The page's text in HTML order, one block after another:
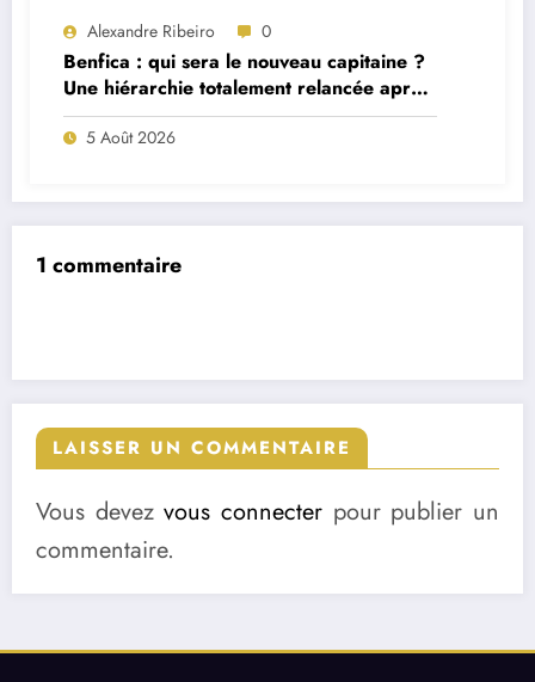
Alexandre Ribeiro 0
Benfica : qui sera le nouveau capitaine ?
Une hiérarchie totalement relancée après
deux départs majeurs
5 Août 2026
1 commentaire
LAISSER UN COMMENTAIRE
Vous devezvous connecter pour publier un
commentaire.